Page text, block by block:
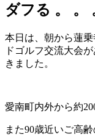
ダフる 。 。
本日は、朝から蓮
ドゴルフ交流大会
きました。
愛南町内外から約
また90歳近いご高